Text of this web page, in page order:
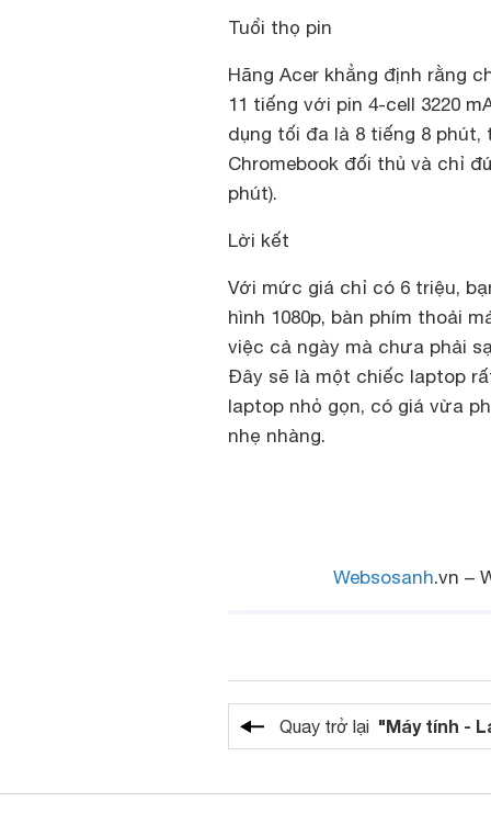
Tuổi thọ pin
Hãng Acer khẳng định rằng
11 tiếng với pin 4-cell 3220
dụng tối đa là 8 tiếng 8
Chromebook đối thủ và chỉ
phút).
Lời kết
Với mức giá chỉ có 6 triệu,
hình 1080p, bàn phím thoải
việc cả ngày mà chưa phải
Đây sẽ là một chiếc laptop
laptop nhỏ gọn, có giá vừa
nhẹ nhàng.
Websosanh.vn –
Quay trở lại "Máy tính -